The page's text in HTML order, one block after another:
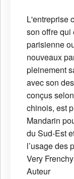
L'entreprise
son offre qui
parisienne
nouveaux
pleinement
avec son
conçus
chinois, est
Mandarin
du Sud-Est
l’usage des
Very Frenchy
Auteur